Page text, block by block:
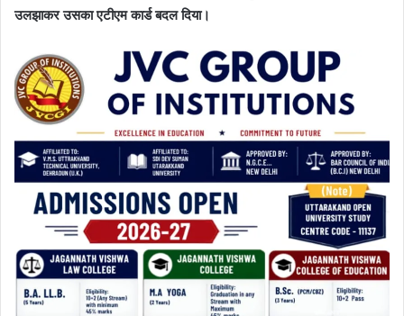
उलझाकर उसका एटीएम कार्ड बदल दिया।